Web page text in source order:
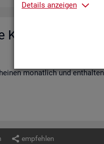
Details anzeigen
Kurz­ar­beit
mo­nat­lich und
empfehlen